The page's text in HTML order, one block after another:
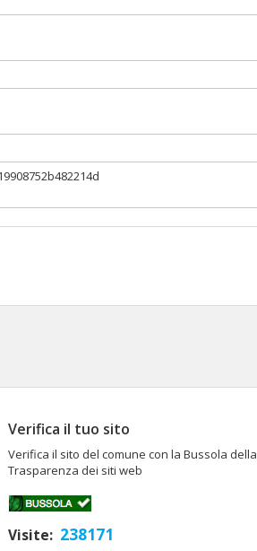
Verifica il tuo sito
Verifica il sito del comune con la Bussola della
Trasparenza dei siti web
Visite: 238171